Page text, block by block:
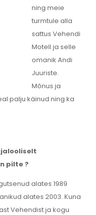
ning meie
turmtule alla
sattus Vehendi
Motell ja selle
omanik Andi
Juuriste.
Mõnus ja
palju käinud ning ka
pilte ?
alates 1989
alates 2003. Kuna
Vehendist ja kogu